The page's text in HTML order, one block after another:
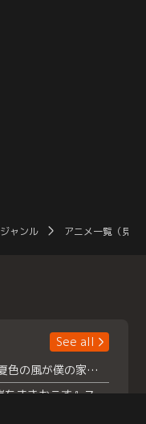
ジャンル アニメ一覧（見放
See all
浮所飛貴主演！ 【夏色の風が僕の家にやってきた】 本日よりテラサで独占配信スタート！
『夏色の雲が恋と嵐をまきおこす』スペシャルメイキング 【Part1】2026年７月18日（土）23時30分～配信スタート！話題のシーンの裏側を大公開！豪華キャスト大集合！ 『武宮家 真夏の家族会議』開催！